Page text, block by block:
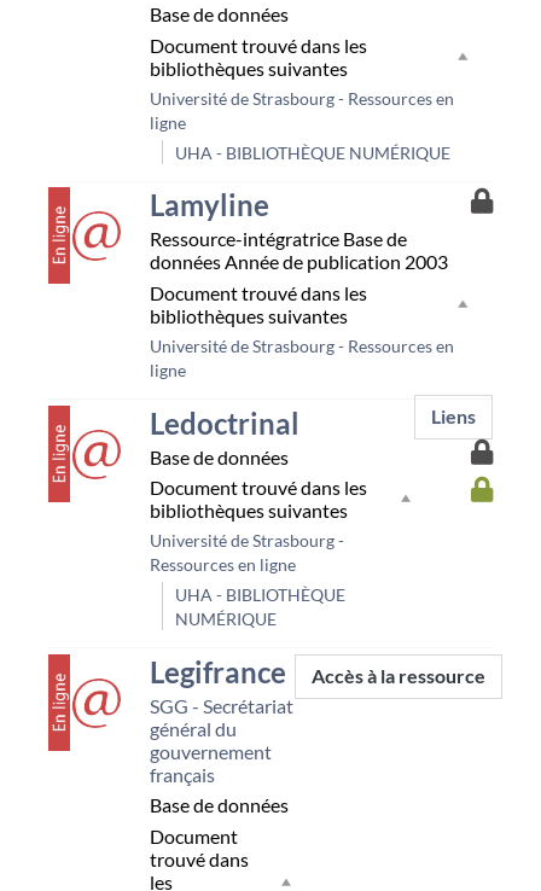
Base de données
Document trouvé dans les
bibliothèques suivantes
Université de Strasbourg - Ressources en
ligne
UHA - BIBLIOTHÈQUE NUMÉRIQUE
Lamyline
Ressource-intégratrice Base de
donnéesAnnée de publication 2003
Document trouvé dans les
bibliothèques suivantes
Université de Strasbourg - Ressources en
ligne
Accès
à
Ledoctrinal
Base de données
Document trouvé dans les
bibliothèques suivantes
Université de Strasbourg -
Ressources en ligne
UHA - BIBLIOTHÈQUE
NUMÉRIQUE
Liens
Accès
à
laAccès
à
Legifrance
SGG - Secrétariat
général du
gouvernement
français
Base de données
Document
trouvé dans
les
Accès à la ressource